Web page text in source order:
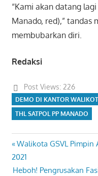
“Kami akan datang
Manado, red),” tandas
membubarkan diri.
Redaksi
Post Views: 226
DEMO DI KANTOR
THL SATPOL PP MANADO
Navigasi
pos
Previous
Post:
Walikota GSVL Pimpin
2021
Next
Heboh! Pengrusakan